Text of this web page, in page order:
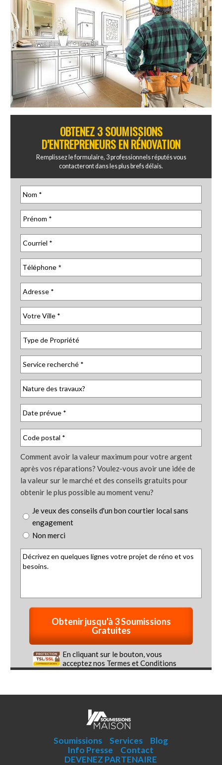
OBTENEZ 3 SOUMISSIONS
D’ENTREPRENEURS EN RÉNOVATION
Remplissez le formulaire, 3 professionnels réputés vous
contacteront dans les plus brefs délais.
Comment avoir la valeur maximum pour votre argent
après vos réparations? Voulez-vous avoir une idée de
la valeur sur le marché et des conseils gratuits pour
obtenir le plus possible au moment venu?
Je veux des conseils d'un bon courtier local sans
engagement
Non merci
En cliquant sur le bouton, vous
acceptez nos Termes et Conditions
Soumissions Services
Blog
Info Presse
Contact
DEVENEZ PARTENAIRE